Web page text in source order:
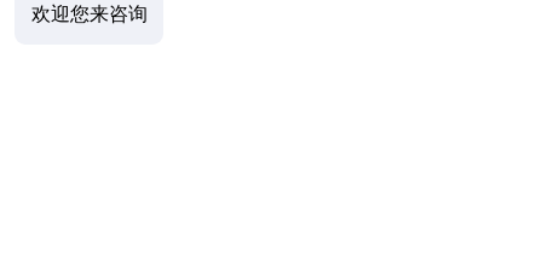
欢迎您来咨询